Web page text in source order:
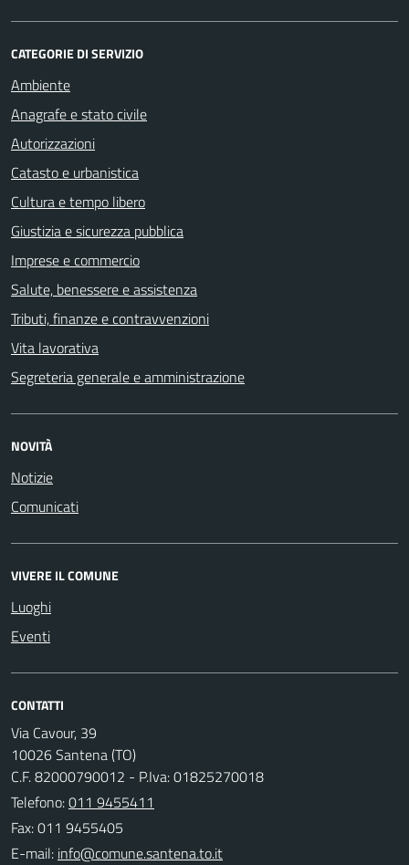
CATEGORIE DI SERVIZIO
Ambiente
Anagrafe e stato civile
Autorizzazioni
Catasto e urbanistica
Cultura e tempo libero
Giustizia e sicurezza pubblica
Imprese e commercio
Salute, benessere e assistenza
Tributi, finanze e contravvenzioni
Vita lavorativa
Segreteria generale e amministrazione
NOVITÀ
Notizie
Comunicati
VIVERE IL COMUNE
Luoghi
Eventi
CONTATTI
Via Cavour, 39
10026 Santena (TO)
C.F. 82000790012 - P.Iva: 01825270018
Telefono:011 9455411
Fax: 011 9455405
E-mail: